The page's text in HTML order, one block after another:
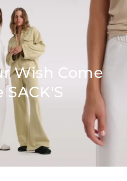
Wish Come
SACK'S